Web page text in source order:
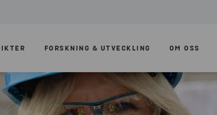
FORSKNING & UTVECKLING OM OSS